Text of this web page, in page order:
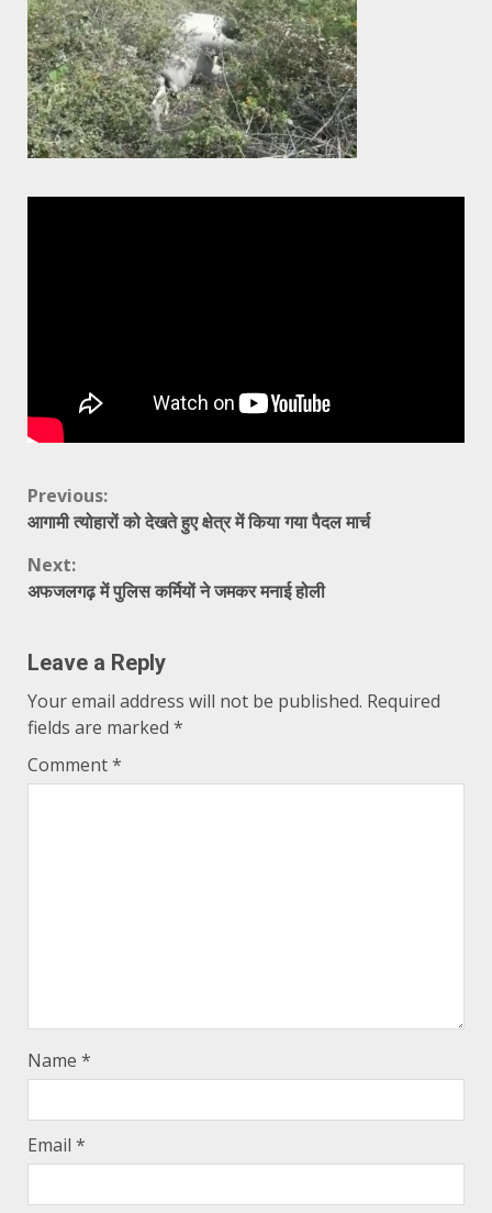
Continue
Previous:
आगामी त्योहारों को देखते हुए क्षेत्र में किया गया पैदल मार्च
Next:
अफजलगढ़ में पुलिस कर्मियों ने जमकर मनाई होली
Leave a Reply
Your email address will not be published. Required
fields are marked *
Comment*
Name *
Email *